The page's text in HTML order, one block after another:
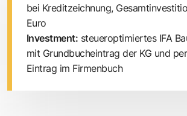
bei Kreditzeichnung,
Euro
Investment: steueroptimiertes IFA
mit Grundbucheintrag der KG und
Eintrag im Firmenbuch